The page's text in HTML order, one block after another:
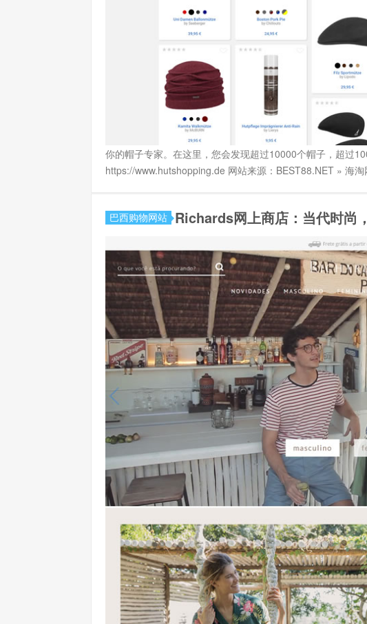
你的帽子专家。在这里，您会发现超过10000个帽子，超过
https://www.hutshopping.de 网站来源：BEST88.NET » 海
巴西购物网站 Richards网上商店：当代时尚